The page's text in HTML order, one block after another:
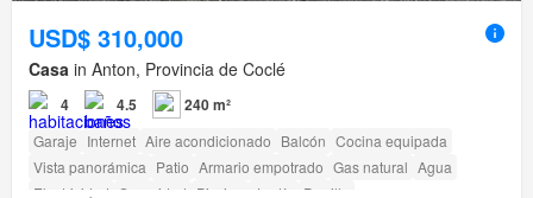
USD$ 310,000
Casa in Anton, Provincia de Coclé
4 4.5 240 m²
Garaje Internet Aire acondicionado Balcón Cocina equipada
Vista panorámica Patio Armario empotrado Gas natural Agua
Electricidad Seguridad Piscina Jardín Parrilla